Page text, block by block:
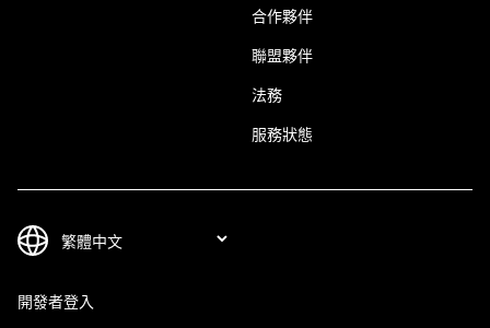
合作夥伴
聯盟夥伴
法務
服務狀態
開發者登入